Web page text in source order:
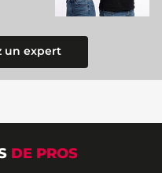
un expert
DE PROS